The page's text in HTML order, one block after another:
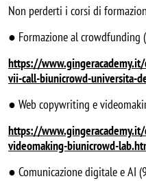
Non perderti i corsi di
● Formazione al crowdfunding
https://
vii-call-biunicrowd-universita-
● Web copywriting e
https://
videomaking-biunicrowd-
● Comunicazione digitale e AI